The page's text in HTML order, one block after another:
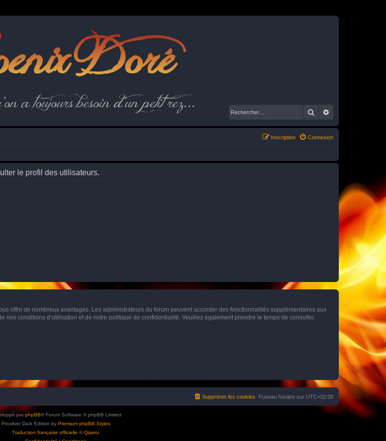
Doré
a toujours besoin d'un petit rez... Rechercher
Connexion
Inscription
le profil des utilisateurs.
offre de nombreux avantages. Les administrateurs du forum peuvent accorder des fonctionnalités supplémentaires aux
nos conditions d’utilisation et de notre politique de confidentialité. Veuillez également prendre le temps de consulter
Fuseau horaire sur UTC+02:00
Supprimer les cookies
parphpBB® Forum Software © phpBB Limited
Prosilver Dark Edition by Premium phpBB Styles
Traduction française officielle ©Qiaeru